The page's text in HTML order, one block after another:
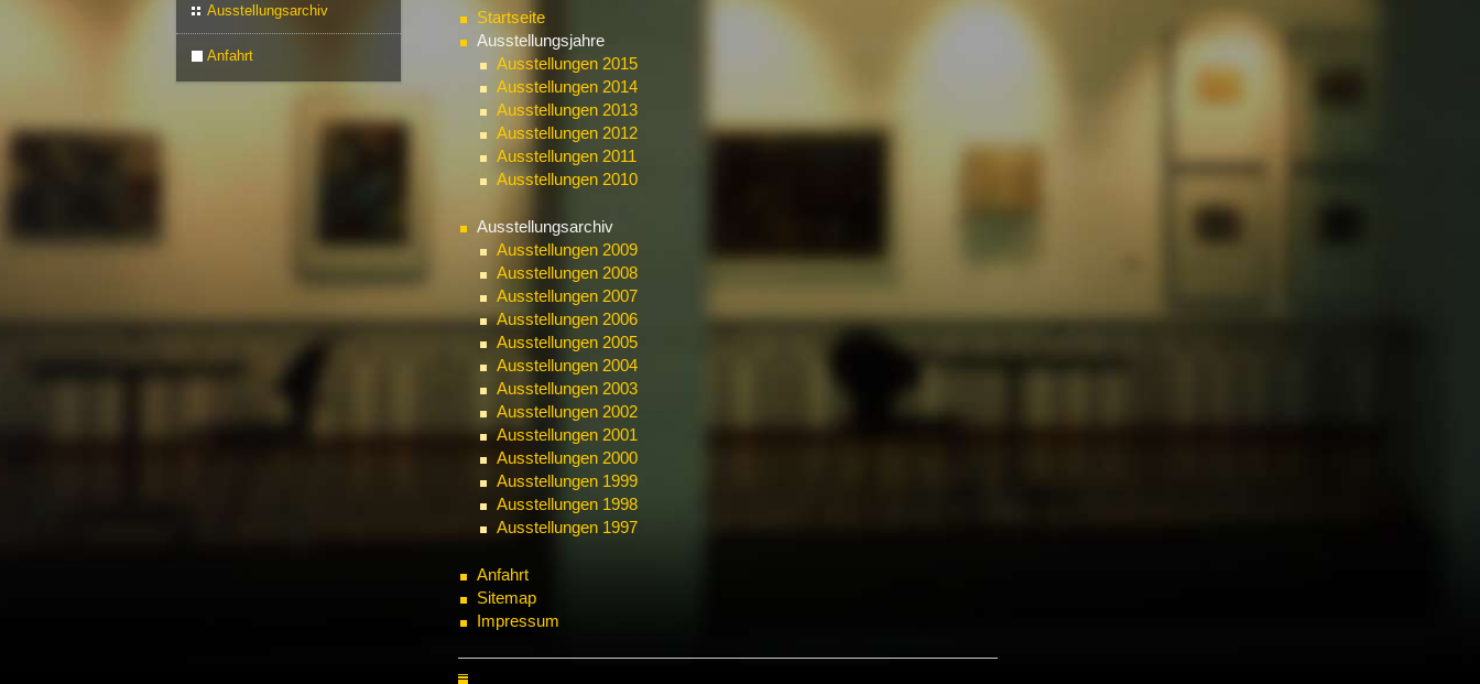
Ausstellungsarchiv
Anfahrt
Startseite
Ausstellungsjahre
Ausstellungen 2015
Ausstellungen 2014
Ausstellungen 2013
Ausstellungen 2012
Ausstellungen 2011
Ausstellungen 2010
Ausstellungsarchiv
Ausstellungen 2009
Ausstellungen 2008
Ausstellungen 2007
Ausstellungen 2006
Ausstellungen 2005
Ausstellungen 2004
Ausstellungen 2003
Ausstellungen 2002
Ausstellungen 2001
Ausstellungen 2000
Ausstellungen 1999
Ausstellungen 1998
Ausstellungen 1997
Anfahrt
Sitemap
Impressum